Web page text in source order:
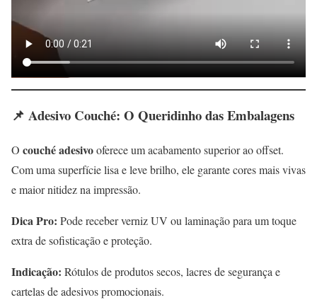
📌 Adesivo Couché: O Queridinho das Embalagens
O couché adesivooferece um acabamento superior ao offset.
Com uma superfície lisa e leve brilho, ele garante cores mais vivas
e maior nitidez na impressão.
Dica Pro: Pode receber verniz UV ou laminação para um toque
extra de sofisticação e proteção.
Indicação: Rótulos de produtos secos, lacres de segurança e
cartelas de adesivos promocionais.